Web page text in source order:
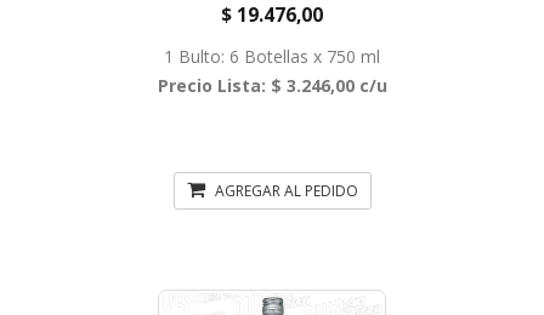
$ 19.476,00
1 Bulto: 6 Botellas x 750 ml
Precio Lista: $ 3.246,00 c/u
AGREGAR AL PEDIDO